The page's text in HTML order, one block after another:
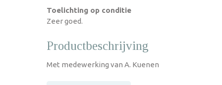
Toelichting op conditie
Zeer goed.
Productbeschrijving
Met medewerking van A. Kuenen